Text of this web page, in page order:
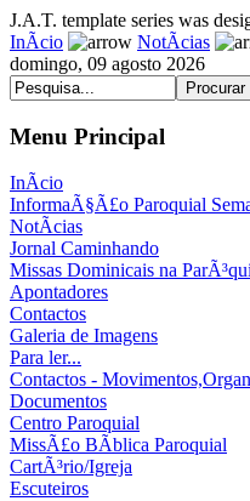
J.A.T. template series was
InÃ­cio
NotÃ­cias
domingo, 09 agosto 2026
Menu Principal
InÃ­cio
InformaÃ§Ã£o Paroquial
NotÃ­cias
Jornal Caminhando
Missas Dominicais na
Apontadores
Contactos
Galeria de Imagens
Para ler...
Contactos -
Documentos
Centro Paroquial
MissÃ£o BÃ­blica Paroquial
CartÃ³rio/Igreja
Escuteiros